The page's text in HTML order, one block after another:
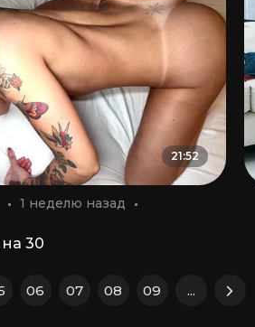
21:52
1 неделю назад
на 30
06 07 08 09 ...